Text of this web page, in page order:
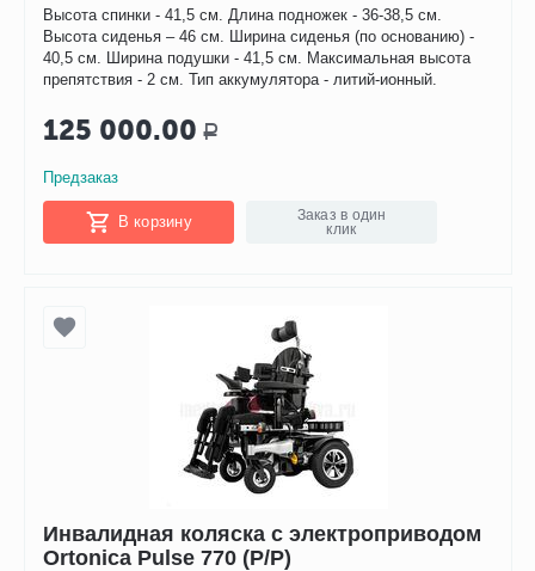
Высота спинки - 41,5 см. Длина подножек - 36-38,5 см.
Высота сиденья – 46 см. Ширина сиденья (по основанию) -
40,5 см. Ширина подушки - 41,5 см. Максимальная высота
препятствия - 2 см. Тип аккумулятора - литий-ионный.
125 000.00 Р
Предзаказ
В корзину
Заказ в один
клик
Инвалидная коляска с электроприводом
Ortonica Pulse 770 (P/P)